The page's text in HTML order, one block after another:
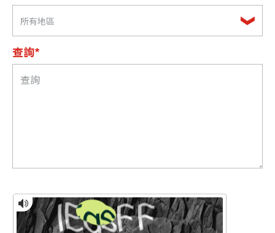
所有地區
查詢*